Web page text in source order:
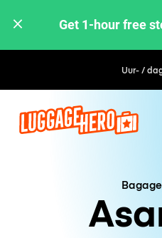
Get 1-hour free
Uur- /